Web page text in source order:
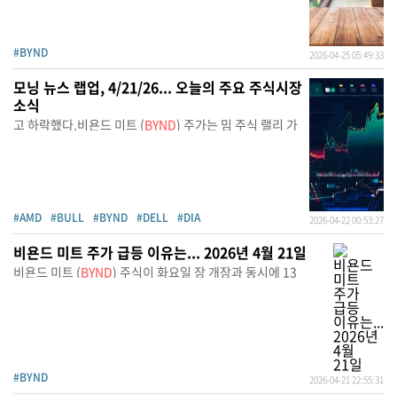
#BYND 2026-04-25 05:49:33
모닝 뉴스 랩업, 4/21/26... 오늘의 주요 주식시장
소식
고 하락했다.비욘드 미트 (BYND) 주가는 밈 주식 랠리 가
#AMD #BULL #BYND #DELL #DIA 2026-04-22 00:53:27
비욘드 미트 주가 급등 이유는... 2026년 4월 21일
비욘드 미트 (BYND) 주식이 화요일 장 개장과 동시에 13
#BYND 2026-04-21 22:55:31